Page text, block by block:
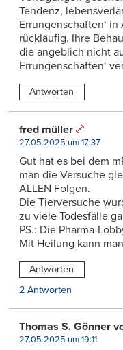
Tendenz,
Errungenschaften‘
rückläufig. Ihre
die angeblich nicht
Errungenschaften‘
Antworten
fred müller
27.05.2025 um 17:37
Gut hat es bei dem
man die Versuche
ALLEN Folgen.
Die Tierversuche
zu viele Todesfälle
PS.: Die Pharma-
Mit Heilung kann
Antworten
2 Antworten
Thomas S. Gönner
27.05.2025 um 19:11